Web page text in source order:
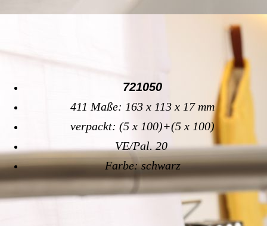
721050
411 Maße: 163 x 113 x 17 mm
verpackt: (5 x 100)+(5 x 100)
VE/Pal. 20
Farbe: schwarz